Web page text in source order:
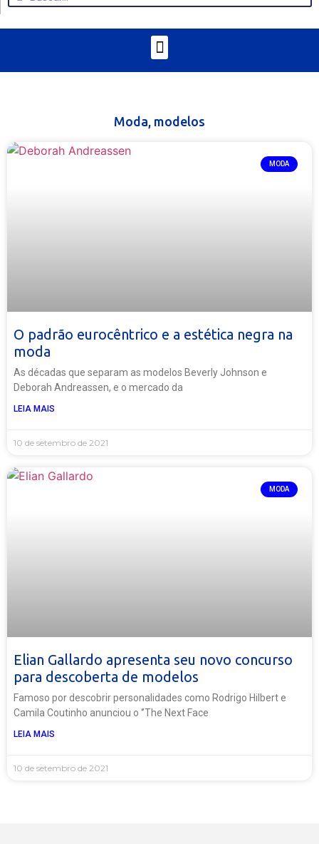
Moda, modelos
MODA
O padrão eurocêntrico e a estética negra na
moda
As décadas que separam as modelos Beverly Johnson e
Deborah Andreassen, e o mercado da
LEIA MAIS
10 de setembro de 2021
MODA
Elian Gallardo apresenta seu novo concurso
para descoberta de modelos
Famoso por descobrir personalidades como Rodrigo Hilbert e
Camila Coutinho anunciou o ‘’The Next Face
LEIA MAIS
10 de setembro de 2021